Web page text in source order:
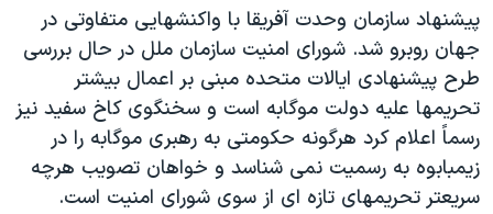
پیشنهاد سازمان وحدت آفریقا با واکنشهایی متفاوتی در
جهان روبرو شد. شورای امنیت سازمان ملل در حال بررسی
طرح پیشنهادی ایالات متحده مبنی بر اعمال بیشتر
تحریمها علیه دولت موگابه است و سخنگوی کاخ سفید نیز
رسماً اعلام کرد هرگونه حکومتی به رهبری موگابه را در
زیمبابوه به رسمیت نمی شناسد و خواهان تصویب هرچه
سریعتر تحریمهای تازه ای از سوی شورای امنیت است.